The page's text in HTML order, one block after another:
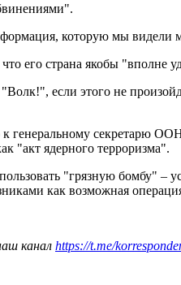
которую мы
его страна якобы "вполне
если этого не
секретарю ООН
"акт ядерного терроризма".
"грязную бомбу"
как возможная
канал https://t.me/